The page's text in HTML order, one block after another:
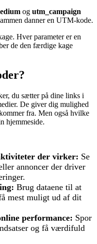
og utm_campaign
danner en UTM-kode.
Hver parameter er en
de den færdige kage
du sætter på dine links i
De giver dig mulighed
fra. Men også hvilke
hjemmeside.
der virker: Se
annoncer der driver
Brug dataene til at
mest muligt ud af dit
performance: Spor
og få værdifuld